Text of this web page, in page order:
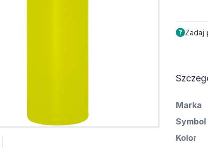
Zadaj
Marka
Kolor